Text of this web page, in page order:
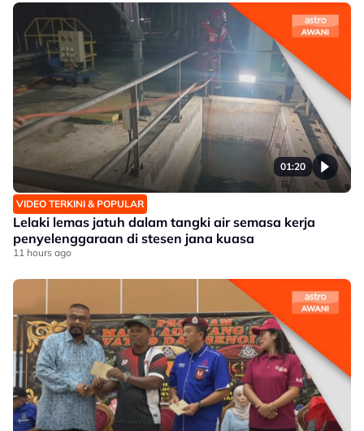
01:20
VIDEO TERKINI & POPULAR
Lelaki lemas jatuh dalam tangki air semasa kerja
penyelenggaraan di stesen jana kuasa
11 hours ago